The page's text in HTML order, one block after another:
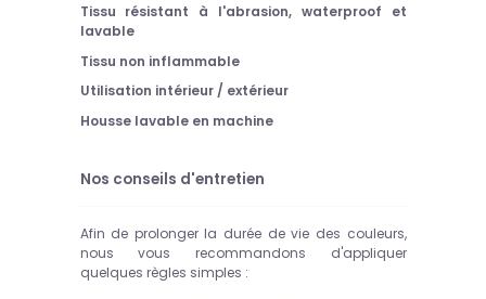
Tissu résistant à l'abrasion, waterproof et
lavable
Tissu non inflammable
Utilisation intérieur / extérieur
Housse lavable en machine
Nos conseils d'entretien
Afin de prolonger la durée de vie des couleurs,
nous vous recommandons d'appliquer
quelques règles simples :